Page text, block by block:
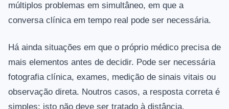
múltiplos problemas em simultâneo, em que a
conversa clínica em tempo real pode ser necessária.
Há ainda situações em que o próprio médico precisa de
mais elementos antes de decidir. Pode ser necessária
fotografia clínica, exames, medição de sinais vitais ou
observação direta. Noutros casos, a resposta correta é
simples: isto não deve ser tratado à distância.